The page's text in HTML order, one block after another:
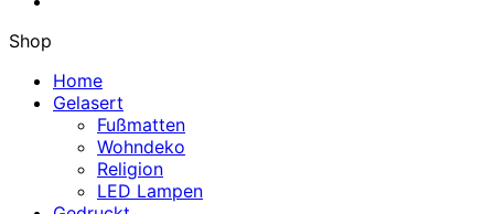
Kreuz
erhältlich.
SVG,
DXF
für
Laser
Menge
Shop
Home
Gelasert
Fußmatten
Wohndeko
Religion
LED Lampen